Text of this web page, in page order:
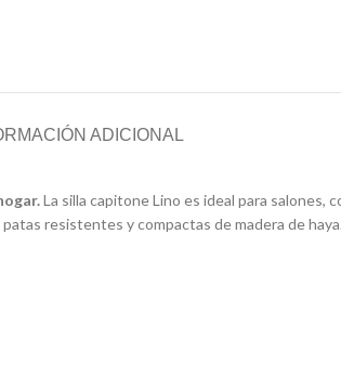
ADICIONAL
La silla capitone Lino es ideal para salones,
resistentes y compactas de madera de